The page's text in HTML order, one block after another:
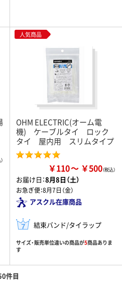
人気商品
OHM ELECTRIC(オーム電
機) ケーブルタイ ロック
タイ 屋内用 スリムタイプ
￥110 ￥500
お届け日：8月8日（土）
お急ぎ便：8月7日（金）
アスクル在庫商品
結束バンド/タイラップ
サイズ・販売単位違いの商品が5商品ありま
す
件目